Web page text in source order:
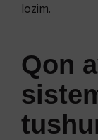
lozim.
Qon